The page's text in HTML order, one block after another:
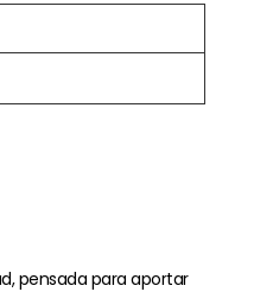
pensada para aportar